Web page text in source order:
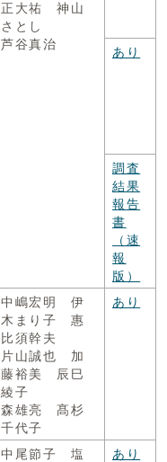
正大祐 神山
さとし
芦谷真治
あり
調査
結果
報告
書
（速
報
版）
中嶋宏明 伊
木まり子 惠
比須幹夫
片山誠也 加
藤裕美 辰巳
綾子
森雄亮 髙杉
千代子
あり
中尾節子 塩
あり